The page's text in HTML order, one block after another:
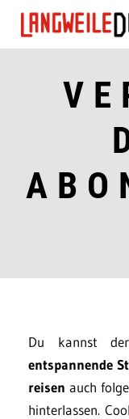
Du kannst
entspannende
reisen auch
hinterlassen.